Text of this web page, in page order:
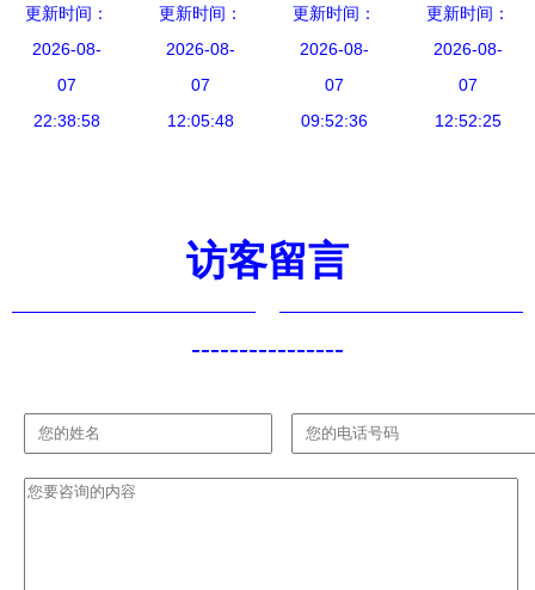
工博会展品
回顾 工业
机器人引领
中部智能制
更新时间：
2026-08-
07
22:38:58
户端应用软
件安全管理
规范
更新时间：
2026-08-
07
12:05:48
移动设备符
号设计集合
更新时间：
2026-08-
07
09:52:36
一款应用软
件即将跨越
海洋的遐想
更新时间：
2026-08-
07
12:52:25
访客留言
----------------